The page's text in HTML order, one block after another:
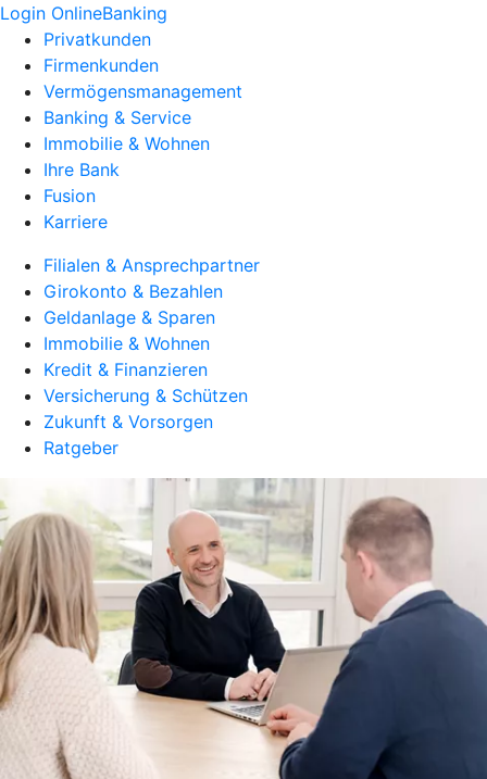
Login OnlineBanking
Privatkunden
Firmenkunden
Vermögensmanagement
Banking & Service
Immobilie & Wohnen
Ihre Bank
Fusion
Karriere
Filialen & Ansprechpartner
Girokonto & Bezahlen
Geldanlage & Sparen
Immobilie & Wohnen
Kredit & Finanzieren
Versicherung & Schützen
Zukunft & Vorsorgen
Ratgeber